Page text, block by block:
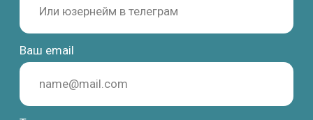
Учёба и переезд в Испанию без стресса и ошибок
Получить стратегию